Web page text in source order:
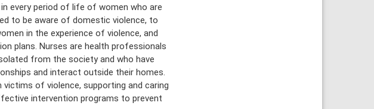
every period of life of women who are
to be aware of domestic violence, to
in the experience of violence, and
plans. Nurses are health professionals
from the society and who have
and interact outside their homes.
of violence, supporting and caring
intervention programs to prevent